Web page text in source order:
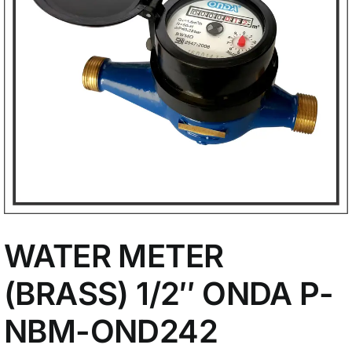
My Account
WATER METER
(BRASS) 1/2″ ONDA P-
NBM-OND242